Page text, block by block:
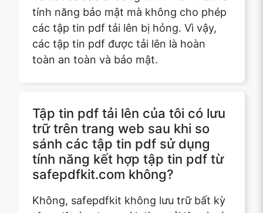
toàn an toàn và bảo mật.
Tập tin pdf tải lên của tôi có lưu
tính năng kết hợp tập tin pdf từ
safepdfkit.com không?
Không, safepdfkit không lưu trữ bất kỳ
tệp pdf nào do người dùng tải lên vì nó
không được kết nối với bất kỳ máy chủ
nào, vì vậy các tệp pdf tải lên sẽ bị xóa